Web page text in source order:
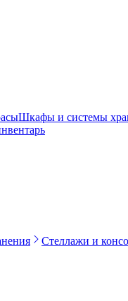
Шкафы и системы
Стеллажи и